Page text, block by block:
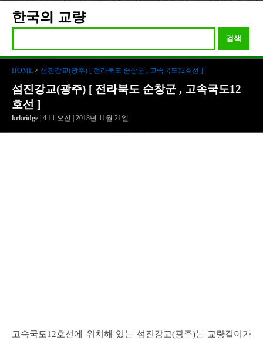
한국의 교량
검색
HOME > 섬진강교(광주) [ 전라북도 순창군 , 고속국도12호선 ]
섬진강교(광주) [ 전라북도 순창군 , 고속국도12
호선 ]
krbridge | 4:11 오전 | 2018년 11월 21일
고속국도12호선에 위치해 있는 섬진강교(광주)는 교량길이가